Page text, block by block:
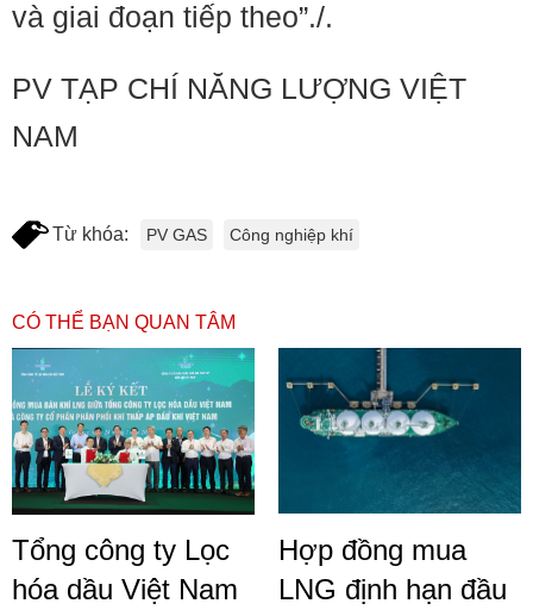
và giai đoạn tiếp theo”./.
PV TẠP CHÍ NĂNG LƯỢNG VIỆT
NAM
Từ khóa: PV GAS Công nghiệp khí
CÓ THỂ BẠN QUAN TÂM
Tổng công ty Lọc
hóa dầu Việt Nam
Hợp đồng mua
LNG định hạn đầu